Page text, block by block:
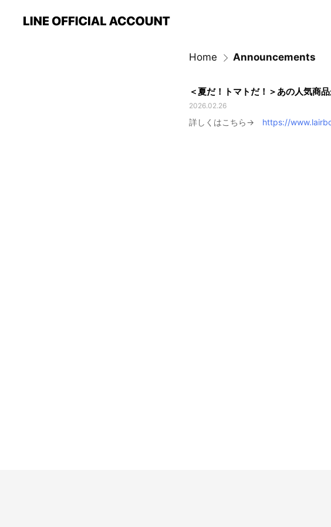
Home Announcements
＜夏だ！トマトだ！＞あの人気商
2026.02.26
詳しくはこちら→ https://